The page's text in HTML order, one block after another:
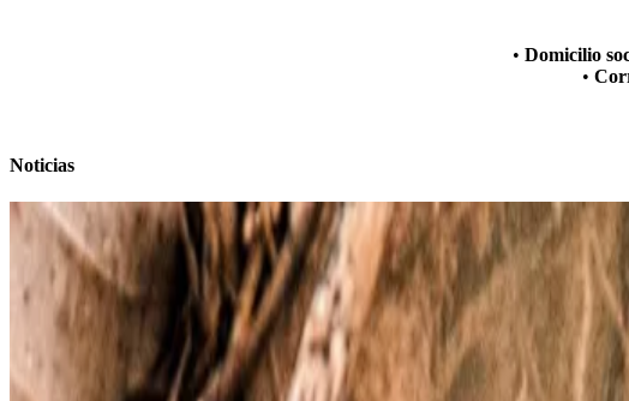
• Domicilio
•
Noticias